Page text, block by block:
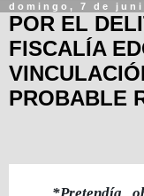
domingo, 7 de
POR EL
FISCALÍA
PROBABLE